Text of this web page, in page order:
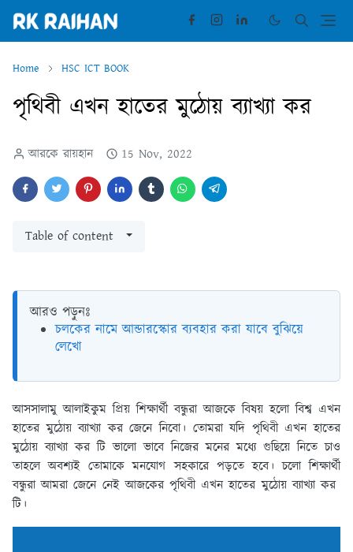
Home HSC ICT BOOK
পৃথিবী এখন হাতের মুঠোয় ব্যাখ্যা কর
আরকে রায়হান 15 Nov, 2022
Table of content
আরও পড়ুনঃ
চলকের নামে আন্ডারস্কোর ব্যবহার করা যাবে বুঝিয়ে
লেখো
আসসালামু আলাইকুম প্রিয় শিক্ষার্থী বন্ধুরা আজকে বিষয় হলো বিশ্ব এখন
হাতের মুঠোয় ব্যাখ্যা কর জেনে নিবো। তোমরা যদি পৃথিবী এখন হাতের
মুঠোয় ব্যাখ্যা কর টি ভালো ভাবে নিজের মনের মধ্যে গুছিয়ে নিতে চাও
তাহলে অবশ্যই তোমাকে মনযোগ সহকারে পড়তে হবে। চলো শিক্ষার্থী
বন্ধুরা আমরা জেনে নেই আজকের পৃথিবী এখন হাতের মুঠোয় ব্যাখ্যা কর
টি।